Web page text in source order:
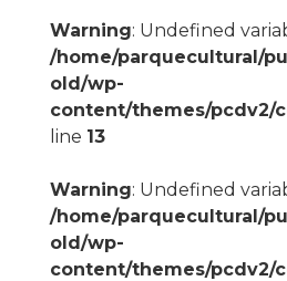
Warning: Undefined
/home/parquecultural/
old/wp-
content/themes/pcdv2/
line 13
Warning: Undefined
/home/parquecultural/
old/wp-
content/themes/pcdv2/